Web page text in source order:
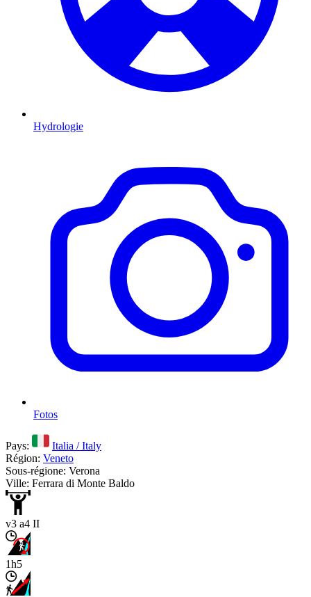
Hydrologie
Fotos
Pays:
Italia / Italy
Région: Veneto
Sous-régione: Verona
Ville: Ferrara di Monte Baldo
v3 a4 II
1h5